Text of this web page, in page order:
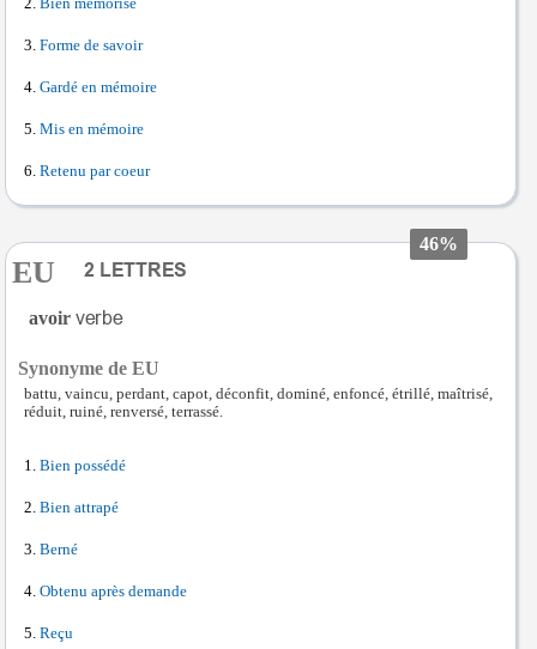
Bien mémorisé
Forme de savoir
Gardé en mémoire
Mis en mémoire
Retenu par coeur
46%
EU
avoir
Synonyme de EU
battu, vaincu, perdant, capot, déconfit, dominé, enfoncé, étrillé, maîtrisé,
réduit, ruiné, renversé, terrassé.
Bien possédé
Bien attrapé
Berné
Obtenu après demande
Reçu